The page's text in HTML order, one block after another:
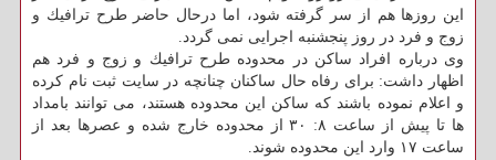
این روزها هم از سر گرفته شود، اما درحال حاضر طرح ترافیك و
زوج و فرد در روز پنجشنبه اجرایی نمی گردد.
وی درباره افراد ساكن در محدوده طرح ترافیك و زوج و فرد هم
اظهار داشت: برای رفاه حال ساكنان چنانچه در سایت ثبت نام كرده
و اعلام نموده باشند كه ساكن این محدوده هستند، می توانند بامداد
ها تا پیش از ساعت ۸: ۳۰ از محدوده خارج شده و عصرها بعد از
ساعت ۱۷ وارد این محدوده شوند.